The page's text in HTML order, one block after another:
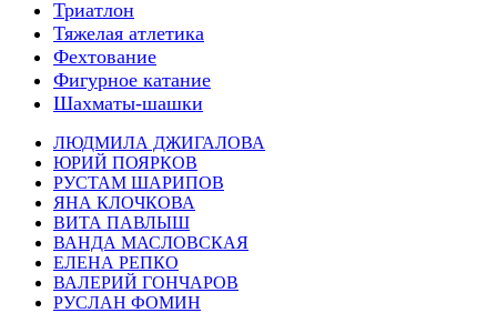
Триатлон
Тяжелая атлетика
Фехтование
Фигурное катание
Шахматы-шашки
ЛЮДМИЛА ДЖИГАЛОВА
ЮРИЙ ПОЯРКОВ
РУСТАМ ШАРИПОВ
ЯНА КЛОЧКОВА
ВИТА ПАВЛЫШ
ВАНДА МАСЛОВСКАЯ
ЕЛЕНА РЕПКО
ВАЛЕРИЙ ГОНЧАРОВ
РУСЛАН ФОМИН